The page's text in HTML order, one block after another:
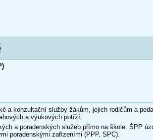
a konzultační služby žákům, jejich rodičům a
a výukových potíží.
a poradenských služeb přímo na škole. ŠPP
poradenskými zařízeními (PPP, SPC).